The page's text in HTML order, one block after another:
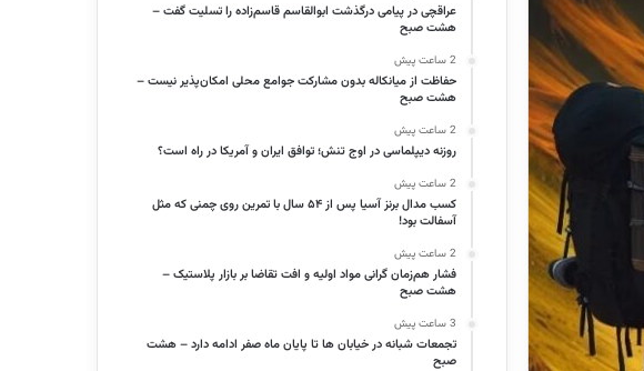
عراقچی در پیامی درگذشت ابوالقاسم قاسم‌زاده را تسلیت گفت –
هشت صبح
2 ساعت پیش
حفاظت از میانکاله بدون مشارکت جوامع محلی امکان‌پذیر نیست –
هشت صبح
2 ساعت پیش
روزنه دیپلماسی در اوج تنش؛ توافق ایران و آمریکا در راه است؟
2 ساعت پیش
کسب مدال برنز آسیا پس از ۵۴ سال با تمرین روی چمنی که مثل
آسفالت بود!
2 ساعت پیش
فشار هم‌زمان گرانی مواد اولیه و افت تقاضا بر بازار پلاستیک –
هشت صبح
3 ساعت پیش
تجمعات شبانه در خیابان ها تا پایان ماه صفر ادامه دارد – هشت
صبح